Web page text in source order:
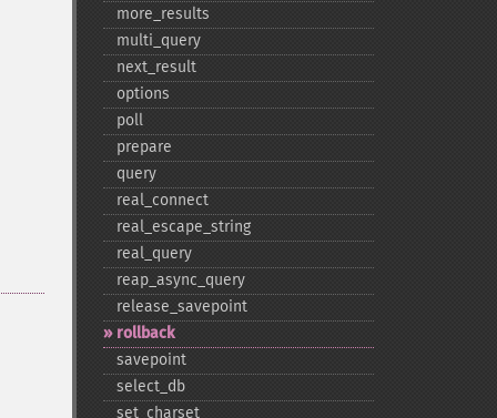
more_​results
multi_​query
next_​result
options
poll
prepare
query
real_​connect
real_​escape_​string
real_​query
reap_​async_​query
release_​savepoint
rollback
savepoint
select_​db
set_​charset